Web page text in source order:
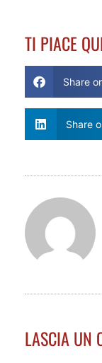
TI PIACE
Share
Share
LASCIA UN